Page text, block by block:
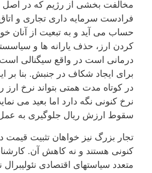
مخالفت بخشی از رژیم کە در اصل آدم
فرادست سرمایە داری تجاری و اتاق
حساب می آید و بە تبعیت از آنان
کردن ارز، حذف یارانە ها و
درمانی است در واقع سیگنالی است
برای ایجاد شکاف در جنبش. بنا بر
در کوتاە مدت همتی بتواند نرخ ارز را
نرخ کنونی نگە دارد اما بعید می نماید
سقوط ارزش ریال جلوگیری بە عمل
تجار بزرگ نیز خواهان تثبیت قیمت
کنونی هستند و نە کاهش آن.
متعدد سیاستهای اقتصادی نئولیبرال